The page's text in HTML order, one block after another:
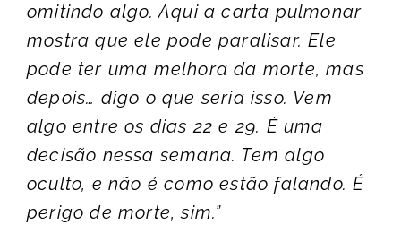
omitindo algo. Aqui a carta pulmonar
mostra que ele pode paralisar. Ele
pode ter uma melhora da morte, mas
depois… digo o que seria isso. Vem
algo entre os dias 22 e 29. É uma
decisão nessa semana. Tem algo
oculto, e não é como estão falando. É
perigo de morte, sim.”